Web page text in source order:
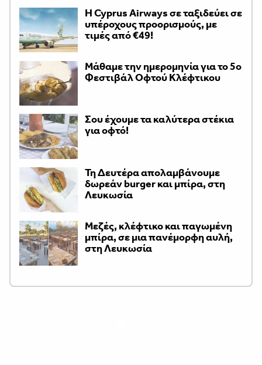
H Cyprus Airways σε ταξιδεύει σε
υπέροχους προορισμούς, με
τιμές από €49!
Μάθαμε την ημερομηνία για το 5ο
Φεστιβάλ Οφτού Κλέφτικου
Σου έχουμε τα καλύτερα στέκια
για οφτό!
Τη Δευτέρα απολαμβάνουμε
δωρεάν burger και μπίρα, στη
Λευκωσία
Μεζές, κλέφτικο και παγωμένη
μπίρα, σε μια πανέμορφη αυλή,
στη Λευκωσία